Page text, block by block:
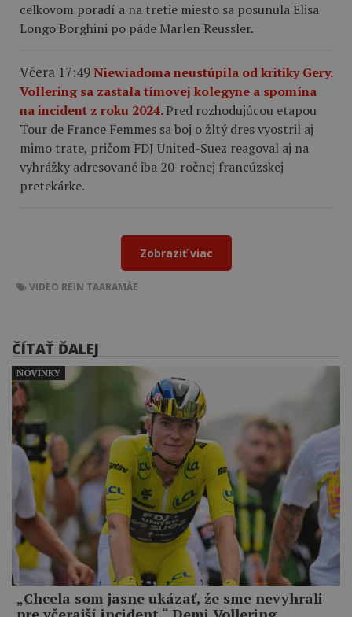
celkovom poradí a na tretie miesto sa posunula Elisa
Longo Borghini po páde Marlen Reussler.
Včera 17:49Niewiadoma neustúpila od kritiky Gery.
Vollering sa zastala tímovej kolegyne a spomína
na incident z roku 2024.Pred rozhodujúcou etapou
Tour de France Femmes sa boj o žltý dres vyostril aj
mimo trate, pričom FDJ United-Suez reagoval aj na
vyhrážky adresované iba 20-ročnej francúzskej
pretekárke.
Zobraziť viac
VIDEO REIN TAARAMÄE
ČÍTAŤ ĎALEJ
„Chcela som jasne ukázať, že sme nevyhrali
NOVINKY